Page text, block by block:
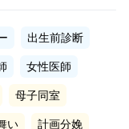
出生前診断
女性医師
母子同室
い 計画分娩